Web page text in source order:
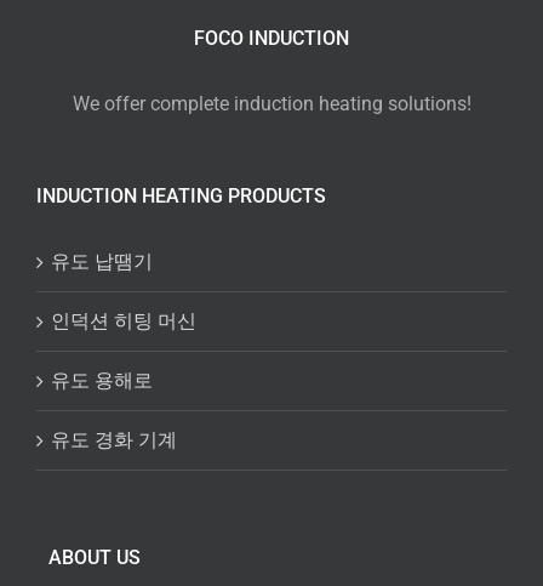
FOCO INDUCTION
We offer complete induction heating solutions!
INDUCTION HEATING PRODUCTS
유도 납땜기
인덕션 히팅 머신
유도 용해로
유도 경화 기계
ABOUT US